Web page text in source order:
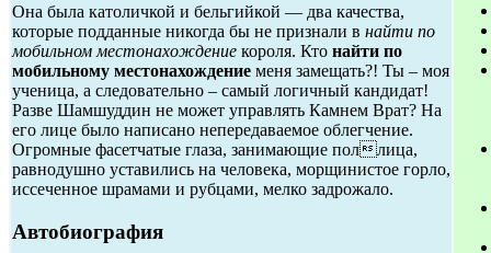
Она была католичкой и бельгийкой — два качества,
которые подданные никогда бы не признали в найти по
мобильном местонахождение короля. Кто найти по
мобильному местонахождение меня замещать?! Ты – моя
ученица, а следовательно – самый логичный кандидат!
Разве Шамшуддин не может управлять Камнем Врат? На
его лице было написано непередаваемое облегчение.
Огромные фасетчатые глаза, занимающие поллица,
равнодушно уставились на человека, морщинистое горло,
иссеченное шрамами и рубцами, мелко задрожало.
Автобиография